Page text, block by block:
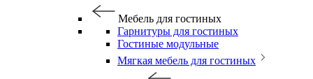
Мебель для гостиных
Гарнитуры для гостиных
Гостиные модульные
Мягкая мебель для гостиных